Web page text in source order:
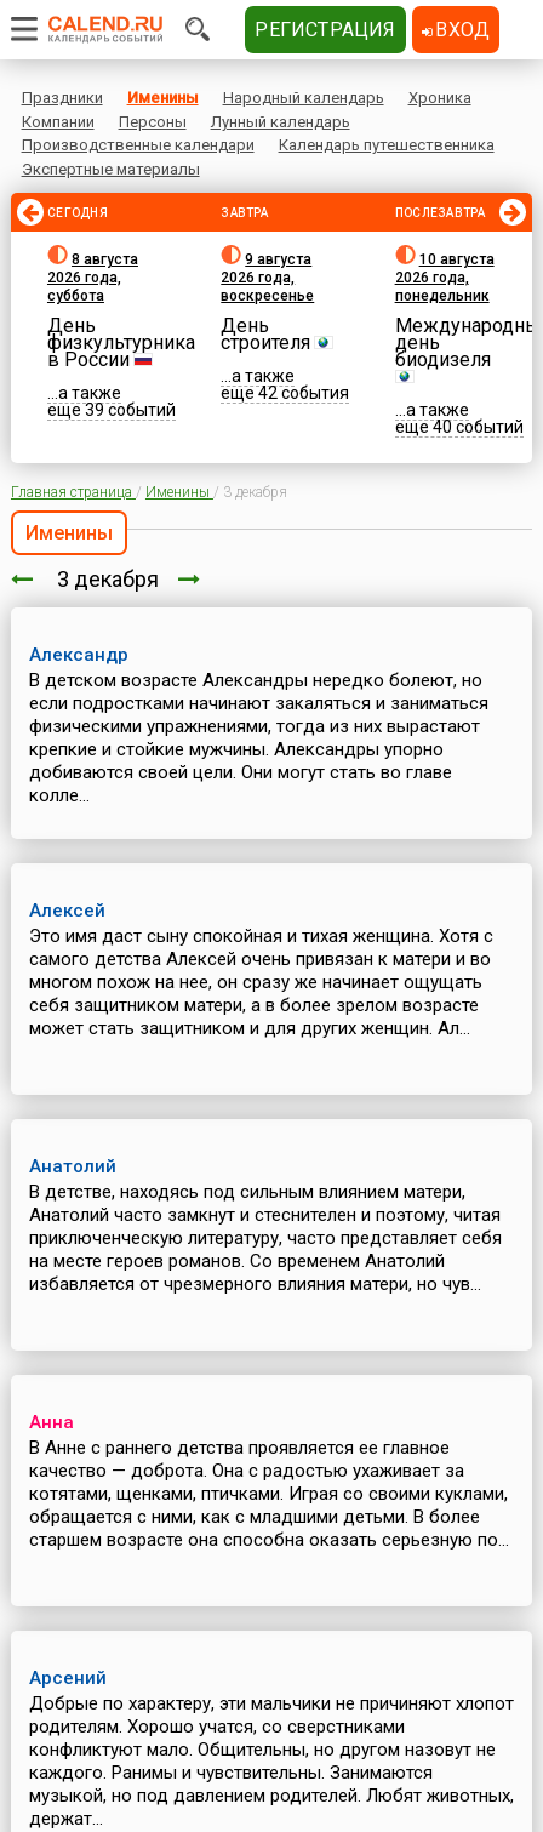
Праздники Именины Народный календарь
Хроника
Компании
Персоны
Лунный календарь
Производственные календари
Календарь путешественника
Экспертные материалы
СЕГОДНЯ
8 августа
2026 года,
суббота
День
физкультурника
в России
...а также
еще 39 событий
ЗАВТРА
9 августа
2026 года,
воскресенье
День
строителя
...а также
еще 42 события
ПОСЛЕЗАВТРА
10 августа
2026 года,
понедельник
день
биодизеля
...а также
еще 40 событий
Главная страница / Именины / 3 декабря
Именины
3 декабря
Александр
В детском возрасте Александры нередко болеют, но
если подростками начинают закаляться и заниматься
физическими упражнениями, тогда из них вырастают
крепкие и стойкие мужчины. Александры упорно
добиваются своей цели. Они могут стать во главе
колле...
Алексей
Это имя даст сыну спокойная и тихая женщина. Хотя с
самого детства Алексей очень привязан к матери и во
многом похож на нее, он сразу же начинает ощущать
себя защитником матери, а в более зрелом возрасте
может стать защитником и для других женщин. Ал...
Анатолий
В детстве, находясь под сильным влиянием матери,
Анатолий часто замкнут и стеснителен и поэтому, читая
приключенческую литературу, часто представляет себя
на месте героев романов. Со временем Анатолий
избавляется от чрезмерного влияния матери, но чув...
Анна
В Анне с раннего детства проявляется ее главное
качество — доброта. Она с радостью ухаживает за
котятами, щенками, птичками. Играя со своими куклами,
обращается с ними, как с младшими детьми. В более
старшем возрасте она способна оказать серьезную по...
Арсений
Добрые по характеру, эти мальчики не причиняют хлопот
родителям. Хорошо учатся, со сверстниками
конфликтуют мало. Общительны, но другом назовут не
каждого. Ранимы и чувствительны. Занимаются
музыкой, но под давлением родителей. Любят животных,
держат...
РЕГИСТРАЦИЯ ВХОД